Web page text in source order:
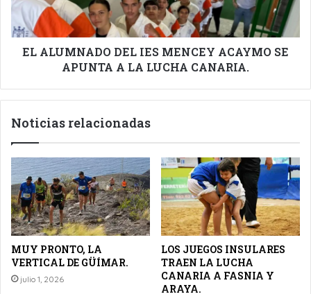
SE
APUNTA
A
EL ALUMNADO DEL IES MENCEY ACAYMO SE
APUNTA A LA LUCHA CANARIA.
Noticias relacionadas
MUY PRONTO, LA
VERTICAL DE GÜÍMAR.
julio 1, 2026
LOS JUEGOS INSULARES
TRAEN LA LUCHA
CANARIA A FASNIA Y
ARAYA.